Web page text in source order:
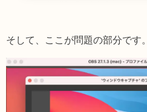
そして、ここが問題の部分です。